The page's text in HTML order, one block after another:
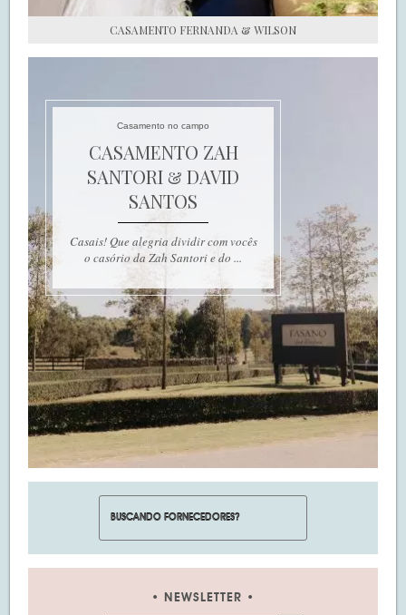
CASAMENTO FERNANDA & WILSON
Casamento no campo
CASAMENTO ZAH
SANTORI & DAVID
SANTOS
Casais! Que alegria dividir com vocês
o casório da Zah Santori e do ...
NEWSLETTER